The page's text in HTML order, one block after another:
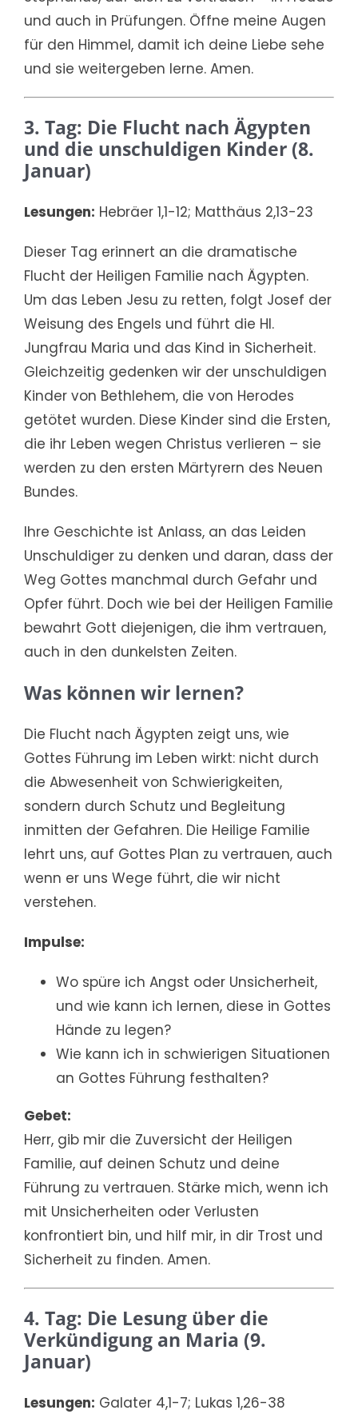
und auch in Prüfungen. Öffne meine Augen
für den Himmel, damit ich deine Liebe sehe
und sie weitergeben lerne. Amen.
3. Tag: Die Flucht nach Ägypten
und die unschuldigen Kinder (8.
Januar)
Lesungen: Hebräer 1,1-12; Matthäus 2,13-23
Dieser Tag erinnert an die dramatische
Flucht der Heiligen Familie nach Ägypten.
Um das Leben Jesu zu retten, folgt Josef der
Weisung des Engels und führt die Hl.
Jungfrau Maria und das Kind in Sicherheit.
Gleichzeitig gedenken wir der unschuldigen
Kinder von Bethlehem, die von Herodes
getötet wurden. Diese Kinder sind die Ersten,
die ihr Leben wegen Christus verlieren – sie
werden zu den ersten Märtyrern des Neuen
Bundes.
Ihre Geschichte ist Anlass, an das Leiden
Unschuldiger zu denken und daran, dass der
Weg Gottes manchmal durch Gefahr und
Opfer führt. Doch wie bei der Heiligen Familie
bewahrt Gott diejenigen, die ihm vertrauen,
auch in den dunkelsten Zeiten.
Was können wir lernen?
Die Flucht nach Ägypten zeigt uns, wie
Gottes Führung im Leben wirkt: nicht durch
die Abwesenheit von Schwierigkeiten,
sondern durch Schutz und Begleitung
inmitten der Gefahren. Die Heilige Familie
lehrt uns, auf Gottes Plan zu vertrauen, auch
wenn er uns Wege führt, die wir nicht
verstehen.
Impulse:
Wo spüre ich Angst oder Unsicherheit,
und wie kann ich lernen, diese in Gottes
Hände zu legen?
Wie kann ich in schwierigen Situationen
an Gottes Führung festhalten?
Gebet:
Herr, gib mir die Zuversicht der Heiligen
Familie, auf deinen Schutz und deine
Führung zu vertrauen. Stärke mich, wenn ich
mit Unsicherheiten oder Verlusten
konfrontiert bin, und hilf mir, in dir Trost und
Sicherheit zu finden. Amen.
4. Tag: Die Lesung über die
Verkündigung an Maria (9.
Januar)
Lesungen: Galater 4,1-7; Lukas 1,26-38